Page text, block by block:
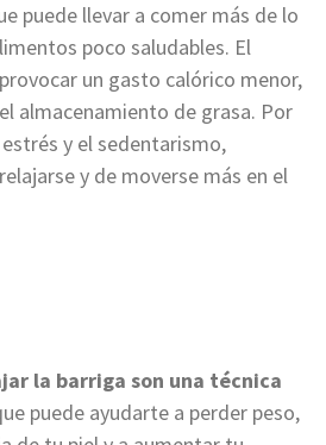
puede llevar a comer más de lo
poco saludables. El
un gasto calórico menor,
almacenamiento de grasa. Por
y el sedentarismo,
y de moverse más en el
la barriga son una técnica
puede ayudarte a perder peso,